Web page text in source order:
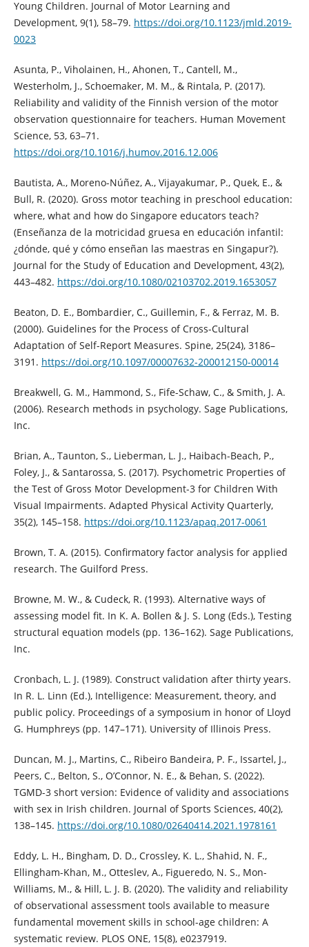
Young Children. Journal of Motor Learning and
Development, 9(1), 58–79. https://doi.org/10.1123/jmld.2019-
0023
Asunta, P., Viholainen, H., Ahonen, T., Cantell, M.,
Westerholm, J., Schoemaker, M. M., & Rintala, P. (2017).
Reliability and validity of the Finnish version of the motor
observation questionnaire for teachers. Human Movement
Science, 53, 63–71.
https://doi.org/10.1016/j.humov.2016.12.006
Bautista, A., Moreno-Núñez, A., Vijayakumar, P., Quek, E., &
Bull, R. (2020). Gross motor teaching in preschool education:
where, what and how do Singapore educators teach?
(Enseñanza de la motricidad gruesa en educación infantil:
¿dónde, qué y cómo enseñan las maestras en Singapur?).
Journal for the Study of Education and Development, 43(2),
443–482. https://doi.org/10.1080/02103702.2019.1653057
Beaton, D. E., Bombardier, C., Guillemin, F., & Ferraz, M. B.
(2000). Guidelines for the Process of Cross-Cultural
Adaptation of Self-Report Measures. Spine, 25(24), 3186–
3191. https://doi.org/10.1097/00007632-200012150-00014
Breakwell, G. M., Hammond, S., Fife-Schaw, C., & Smith, J. A.
(2006). Research methods in psychology. Sage Publications,
Inc.
Brian, A., Taunton, S., Lieberman, L. J., Haibach-Beach, P.,
Foley, J., & Santarossa, S. (2017). Psychometric Properties of
the Test of Gross Motor Development-3 for Children With
Visual Impairments. Adapted Physical Activity Quarterly,
35(2), 145–158. https://doi.org/10.1123/apaq.2017-0061
Brown, T. A. (2015). Confirmatory factor analysis for applied
research. The Guilford Press.
Browne, M. W., & Cudeck, R. (1993). Alternative ways of
assessing model fit. In K. A. Bollen & J. S. Long (Eds.), Testing
structural equation models (pp. 136–162). Sage Publications,
Inc.
Cronbach, L. J. (1989). Construct validation after thirty years.
In R. L. Linn (Ed.), Intelligence: Measurement, theory, and
public policy. Proceedings of a symposium in honor of Lloyd
G. Humphreys (pp. 147–171). University of Illinois Press.
Duncan, M. J., Martins, C., Ribeiro Bandeira, P. F., Issartel, J.,
Peers, C., Belton, S., O’Connor, N. E., & Behan, S. (2022).
TGMD-3 short version: Evidence of validity and associations
with sex in Irish children. Journal of Sports Sciences, 40(2),
138–145. https://doi.org/10.1080/02640414.2021.1978161
Eddy, L. H., Bingham, D. D., Crossley, K. L., Shahid, N. F.,
Ellingham-Khan, M., Otteslev, A., Figueredo, N. S., Mon-
Williams, M., & Hill, L. J. B. (2020). The validity and reliability
of observational assessment tools available to measure
fundamental movement skills in school-age children: A
systematic review. PLOS ONE, 15(8), e0237919.